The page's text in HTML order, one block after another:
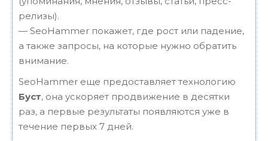
релизы).
— SeoHammer покажет, где рост или падение,
а также запросы, на которые нужно обратить
внимание.
SeoHammer еще предоставляет технологию
Буст, она ускоряет продвижение в десятки
раз, а первые результаты появляются уже в
течение первых 7 дней.